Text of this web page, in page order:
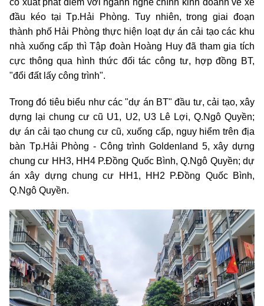
đầu kéo tại Tp.Hải Phòng. Tuy nhiên, trong giai đoạn
thành phố Hải Phòng thực hiện loạt dự án cải tạo các khu
nhà xuống cấp thì Tập đoàn Hoàng Huy đã tham gia tích
cực thông qua hình thức đối tác công tư, hợp đồng BT,
"đổi đất lấy công trình".
Trong đó tiêu biểu như các "dự án BT" đầu tư, cải tạo, xây
dựng lại chung cư cũ U1, U2, U3 Lê Lợi, Q.Ngô Quyền;
dự án cải tạo chung cư cũ, xuống cấp, nguy hiểm trên địa
bàn Tp.Hải Phòng - Công trình Goldenland 5, xây dựng
chung cư HH3, HH4 P.Đồng Quốc Bình, Q.Ngô Quyền; dự
án xây dựng chung cư HH1, HH2 P.Đồng Quốc Bình,
Q.Ngô Quyền.